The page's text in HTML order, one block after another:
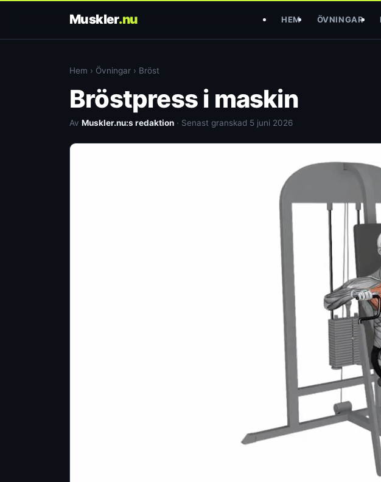
Muskler.nu HEM ÖVNINGAR
Hem › Övningar › Bröst
Bröstpress i maskin
Av Muskler.nu:s redaktion · Senast granskad 5 juni 2026